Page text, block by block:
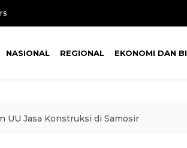
NASIONAL REGIONAL EKONOMI DAN
UU Jasa Konstruksi di Samosir